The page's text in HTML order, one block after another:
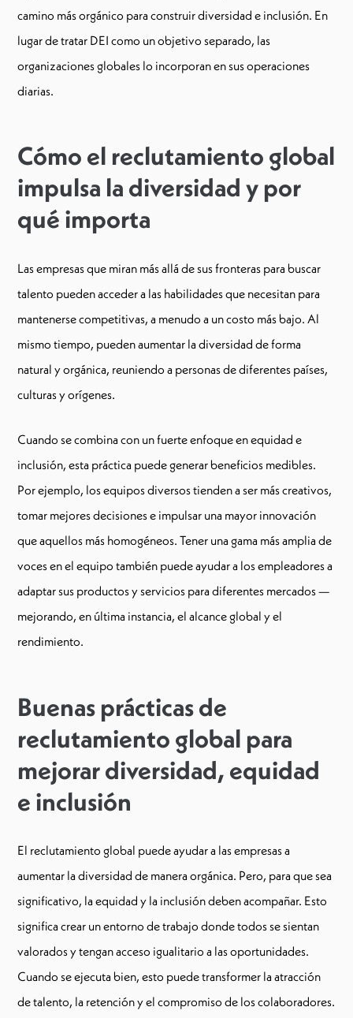
camino más orgánico para construir diversidad e inclusión. En
lugar de tratar DEI como un objetivo separado, las
organizaciones globales lo incorporan en sus operaciones
diarias.
Cómo el reclutamiento global
impulsa la diversidad y por
qué importa
Las empresas que miran más allá de sus fronteras para buscar
talento pueden acceder a las habilidades que necesitan para
mantenerse competitivas, a menudo a un costo más bajo. Al
mismo tiempo, pueden aumentar la diversidad de forma
natural y orgánica, reuniendo a personas de diferentes países,
culturas y orígenes.
Cuando se combina con un fuerte enfoque en equidad e
inclusión, esta práctica puede generar beneficios medibles.
Por ejemplo, los equipos diversos tienden a ser más creativos,
tomar mejores decisiones e impulsar una mayor innovación
que aquellos más homogéneos. Tener una gama más amplia de
voces en el equipo también puede ayudar a los empleadores a
adaptar sus productos y servicios para diferentes mercados —
mejorando, en última instancia, el alcance global y el
rendimiento.
Buenas prácticas de
reclutamiento global para
mejorar diversidad, equidad
e inclusión
El reclutamiento global puede ayudar a las empresas a
aumentar la diversidad de manera orgánica. Pero, para que sea
significativo, la equidad y la inclusión deben acompañar. Esto
significa crear un entorno de trabajo donde todos se sientan
valorados y tengan acceso igualitario a las oportunidades.
Cuando se ejecuta bien, esto puede transformer la atracción
de talento, la retención y el compromiso de los colaboradores.